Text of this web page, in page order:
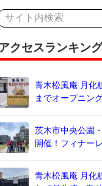
クセスランキング
青木松風庵 月化
までオープニン
茨木市中央公園
開催！フィナー
青木松風庵 月化